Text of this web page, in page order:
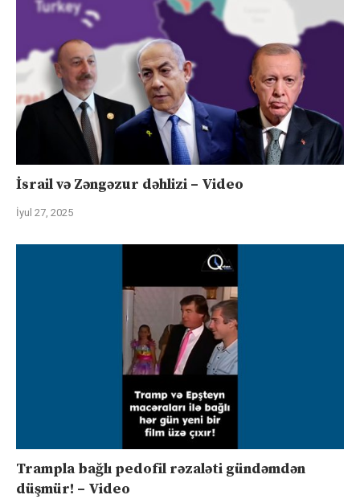
İsrail və Zəngəzur dəhlizi – Video
İyul 27, 2025
Trampla bağlı pedofil rəzaləti gündəmdən
düşmür! – Video